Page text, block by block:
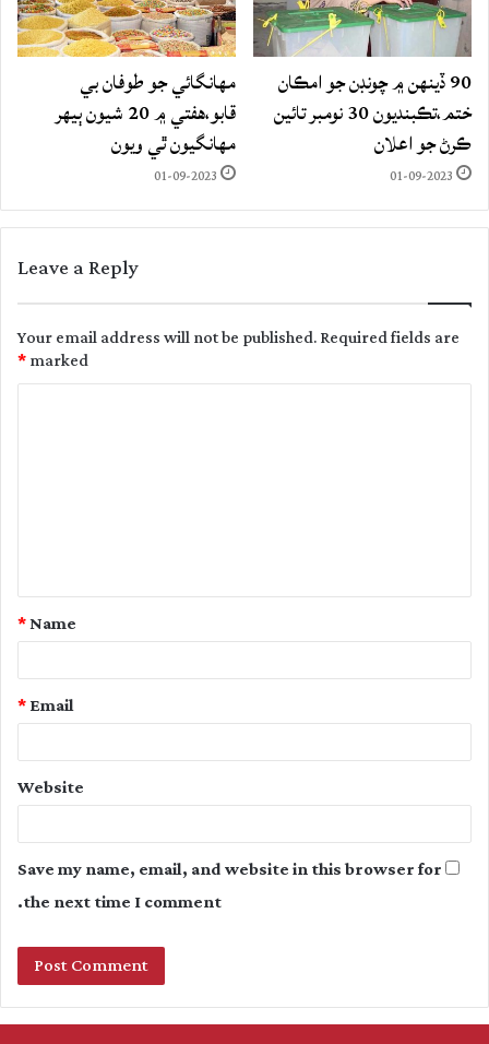
90 ڏينهن ۾ چونڊن جو امڪان
ختم،تڪبنديون 30 نومبر تائين
ڪرڻ جو اعلان
01-09-2023
مهانگائي جو طوفان بي
قابو،هفتي ۾ 20 شيون ٻيهر
مهانگيون ٿي ويون
01-09-2023
Leave a Reply
Your email address will not be published.Required fields are
marked
*
t
Name
*
Email
*
Website
Save my name, email, and website in this browser for
the next time I comment.